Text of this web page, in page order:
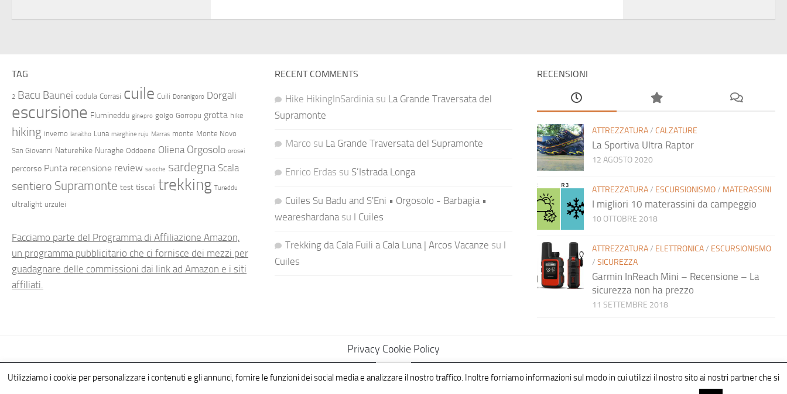
TAG
2 Bacu Baunei codula Corrasi cuile Cuili Donanigoro Dorgali
escursione Flumineddu ginepro golgo Gorropu grotta hike
hiking inverno lanaitho Luna marghine ruju Marras monte Monte Novo
San Giovanni Naturehike Nuraghe Oddoene Oliena Orgosolo orosei
percorso Punta recensione review sa oche sardegna Scala
sentiero Supramonte test tiscali trekking Tureddu
ultralight urzulei
Facciamo parte del Programma di Affiliazione Amazon,
un programma pubblicitario che ci fornisce dei mezzi per
guadagnare delle commissioni dai link ad Amazon e i siti
affiliati.
RECENT COMMENTS
Hike HikingInSardiniasu La Grande Traversata del
Supramonte
Marco su La Grande Traversata del Supramonte
Enrico Erdas su S’Istrada Longa
Cuiles Su Badu and S'Eni • Orgosolo - Barbagia •
weareshardanasu I Cuiles
Trekking da Cala Fuili a Cala Luna | Arcos Vacanze su I
Cuiles
RECENSIONI
ATTREZZATURA/CALZATURE
La Sportiva Ultra Raptor
12 AGOSTO 2020
ATTREZZATURA/ ESCURSIONISMO/ MATERASSINI
I migliori 10 materassini da campeggio
10 OTTOBRE 2018
ATTREZZATURA/ ELETTRONICA/ ESCURSIONISMO
/SICUREZZA
Garmin InReach Mini – Recensione – La
sicurezza non ha prezzo
11 SETTEMBRE 2018
Privacy Cookie Policy
Utilizziamo i cookie per personalizzare i contenuti e gli annunci, fornire le funzioni dei social media e analizzare il nostro traffico. Inoltre forniamo informazioni sul modo in cui utilizzi il nostro sito ai nostri partner che si